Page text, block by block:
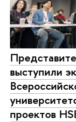
выступили
проектов